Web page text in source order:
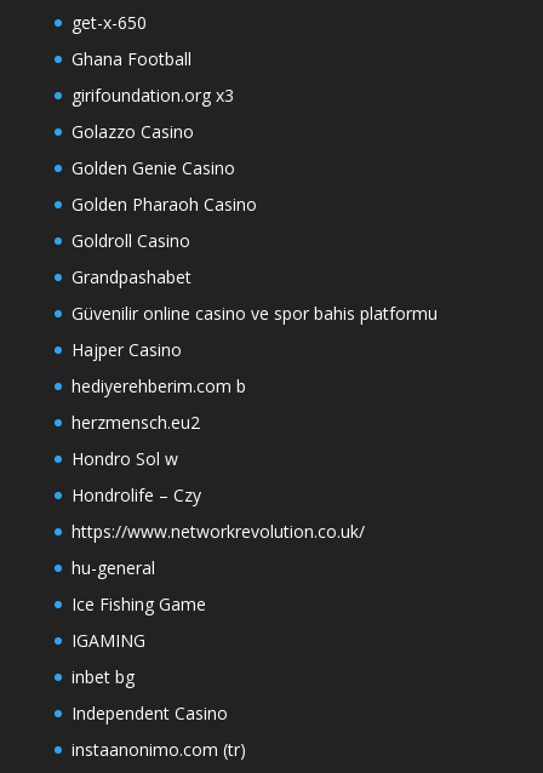
get-x-650
Ghana Football
girifoundation.org x3
Golazzo Casino
Golden Genie Casino
Golden Pharaoh Casino
Goldroll Casino
Grandpashabet
Güvenilir online casino ve spor bahis platformu
Hajper Casino
hediyerehberim.com b
herzmensch.eu2
Hondro Sol w
Hondrolife – Czy
https://www.networkrevolution.co.uk/
hu-general
Ice Fishing Game
IGAMING
inbet bg
Independent Casino
instaanonimo.com (tr)